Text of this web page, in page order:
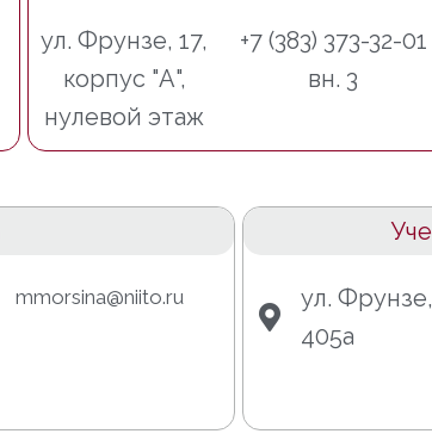
ул. Фрунзе, 17,
корпус "А",
нулевой этаж
+7 (383) 373-32-01
вн. 3
mmorsina@niito.ru
ул.
405а